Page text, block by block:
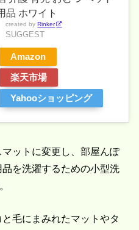
品 ホワイト
created byRinker
SUGGEST
Amazon
楽天市場
Yahooショッピング
ットに変更し、部屋んぽ
を洗濯するための小型洗
毛にまみれたマットやタ